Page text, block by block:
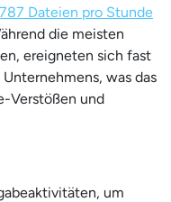
Dateien pro Stunde
die meisten
ereigneten sich fast
was das
Verstößen und
um